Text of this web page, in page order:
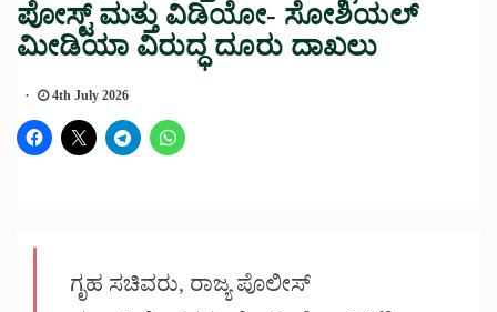
ಪೋಸ್ಟ್ ಮತ್ತು ವಿಡಿಯೋ- ಸೋಶಿಯಲ್
ಮೀಡಿಯಾ ವಿರುದ್ಧ ದೂರು ದಾಖಲು
4th July 2026
ಗೃಹ ಸಚಿವರು, ರಾಜ್ಯ ಪೊಲೀಸ್